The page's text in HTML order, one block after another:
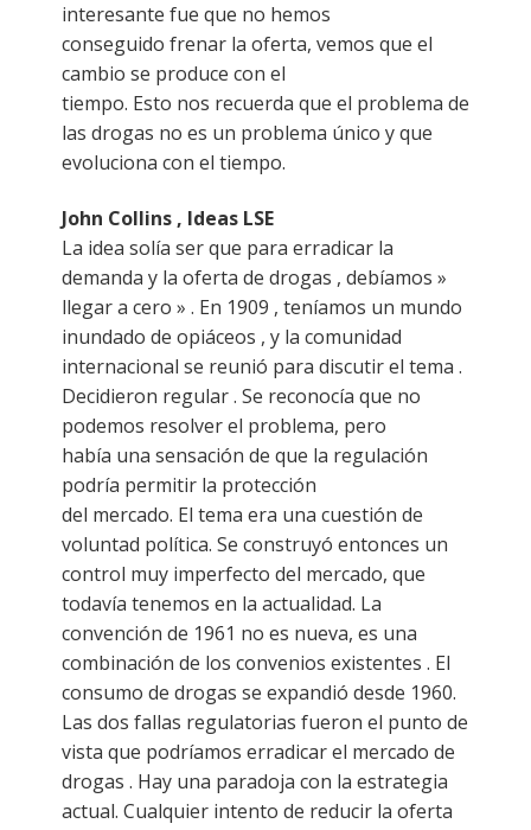
interesante fue que no hemos
conseguido frenar la oferta, vemos que el
cambio se produce con el
tiempo. Esto nos recuerda que el problema de
las drogas no es un problema único y que
evoluciona con el tiempo.
John Collins , Ideas LSE
La idea solía ser que para erradicar la
demanda y la oferta de drogas , debíamos »
llegar a cero » . En 1909 , teníamos un mundo
inundado de opiáceos , y la comunidad
internacional se reunió para discutir el tema .
Decidieron regular . Se reconocía que no
podemos resolver el problema, pero
había una sensación de que la regulación
podría permitir la protección
del mercado. El tema era una cuestión de
voluntad política. Se construyó entonces un
control muy imperfecto del mercado, que
todavía tenemos en la actualidad. La
convención de 1961 no es nueva, es una
combinación de los convenios existentes . El
consumo de drogas se expandió desde 1960.
Las dos fallas regulatorias fueron el punto de
vista que podríamos erradicar el mercado de
drogas . Hay una paradoja con la estrategia
actual. Cualquier intento de reducir la oferta